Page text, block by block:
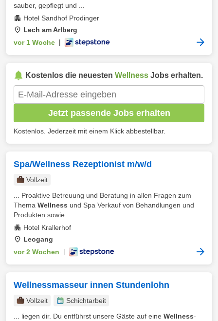
sauber, gepflegt und ...
Hotel Sandhof Prodinger
Lech am Arlberg
vor 1 Woche
Kostenlos die neuesten Wellness Jobs erhalten.
Jetzt passende Jobs erhalten
Kostenlos. Jederzeit mit einem Klick abbestellbar.
Spa/Wellness Rezeptionist m/w/d
Vollzeit
... Proaktive Betreuung und Beratung in allen Fragen zum
Thema Wellness und Spa Verkauf von Behandlungen und
Produkten sowie ...
Hotel Krallerhof
Leogang
vor 2 Wochen
Wellnessmasseur innen Stundenlohn
Vollzeit
Schichtarbeit
... liegen dir. Du entführst unsere Gäste auf eine Wellness-